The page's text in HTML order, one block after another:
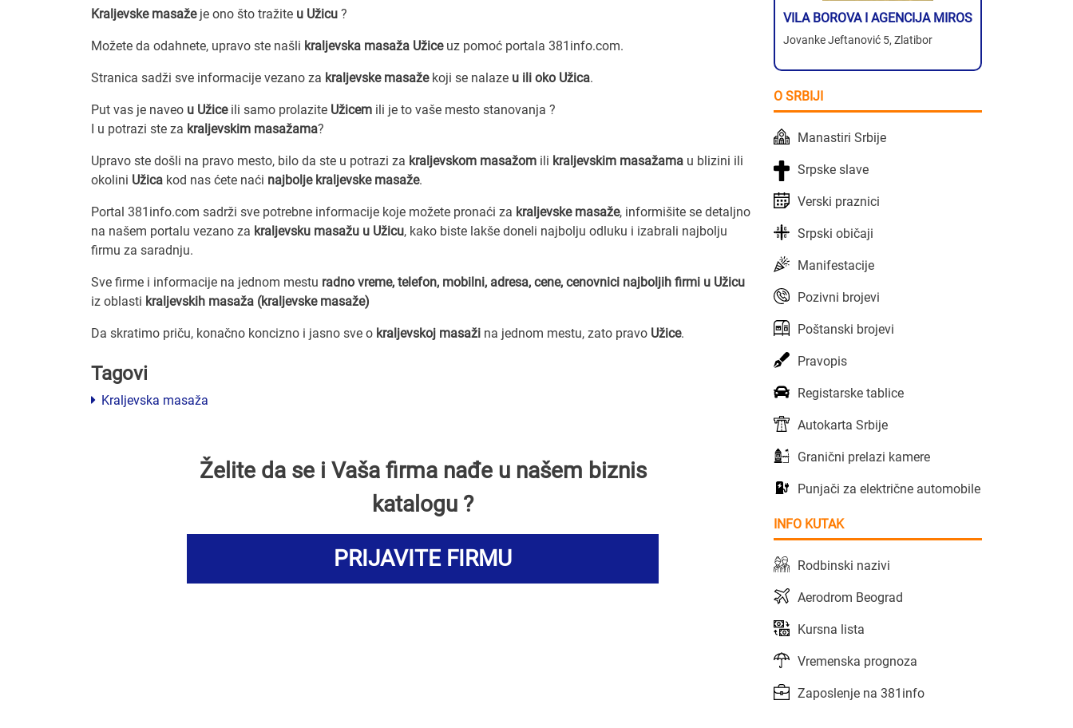
Kraljevske masažeje ono što tražite u Užicu ?
Možete da odahnete, upravo ste našli kraljevska masaža Užiceuz pomoć portala 381info.com.
Stranica sadži sve informacije vezano za kraljevske masažekoji se nalaze u ili oko Užica.
Put vas je naveo u Užiceili samo prolazite Užicem ili je to vaše mesto stanovanja ?
I u potrazi ste za kraljevskim masažama?
Upravo ste došli na pravo mesto, bilo da ste u potrazi za kraljevskom masažom ili kraljevskim masažama u blizini ili
okolini Užica kod nas ćete naći najbolje kraljevske masaže.
Portal 381info.com sadrži sve potrebne informacije koje možete pronaći za kraljevske masaže, informišite se detaljno
na našem portalu vezano za kraljevsku masažu u Užicu, kako biste lakše doneli najbolju odluku i izabrali najbolju
firmu za saradnju.
Sve firme i informacije na jednom mestu radno vreme, telefon, mobilni, adresa, cene, cenovnici najboljih firmi u Užicu
iz oblasti kraljevskih masaža (kraljevske masaže)
Da skratimo priču, konačno koncizno i jasno sve o kraljevskoj masaži na jednom mestu, zato pravo Užice.
Tagovi
Kraljevska masaža
Želite da se i Vaša firma nađe u našem biznis
katalogu ?
PRIJAVITE FIRMU
VILA BOROVA I AGENCIJA MIROS
Jovanke Jeftanović 5, Zlatibor
O SRBIJI
Manastiri Srbije
Srpske slave
Verski praznici
Srpski običaji
Manifestacije
Pozivni brojevi
Poštanski brojevi
Pravopis
Registarske tablice
Autokarta Srbije
Granični prelazi kamere
Punjači za električne automobile
INFO KUTAK
Rodbinski nazivi
Aerodrom Beograd
Kursna lista
Vremenska prognoza
Zaposlenje na 381info